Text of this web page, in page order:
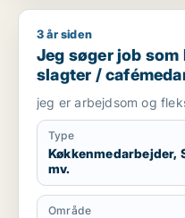
Jeg søger job som
3 år siden
Jeg søger job
slagter /
jeg er arbejdsom og
Type
Køkkenmedarbejder,
mv.
Område